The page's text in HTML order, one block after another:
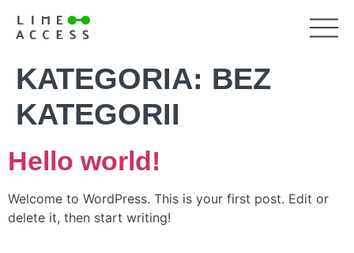
KATEGORIA: BEZ
KATEGORII
Hello world!
Welcome to WordPress. This is your first post. Edit or
delete it, then start writing!